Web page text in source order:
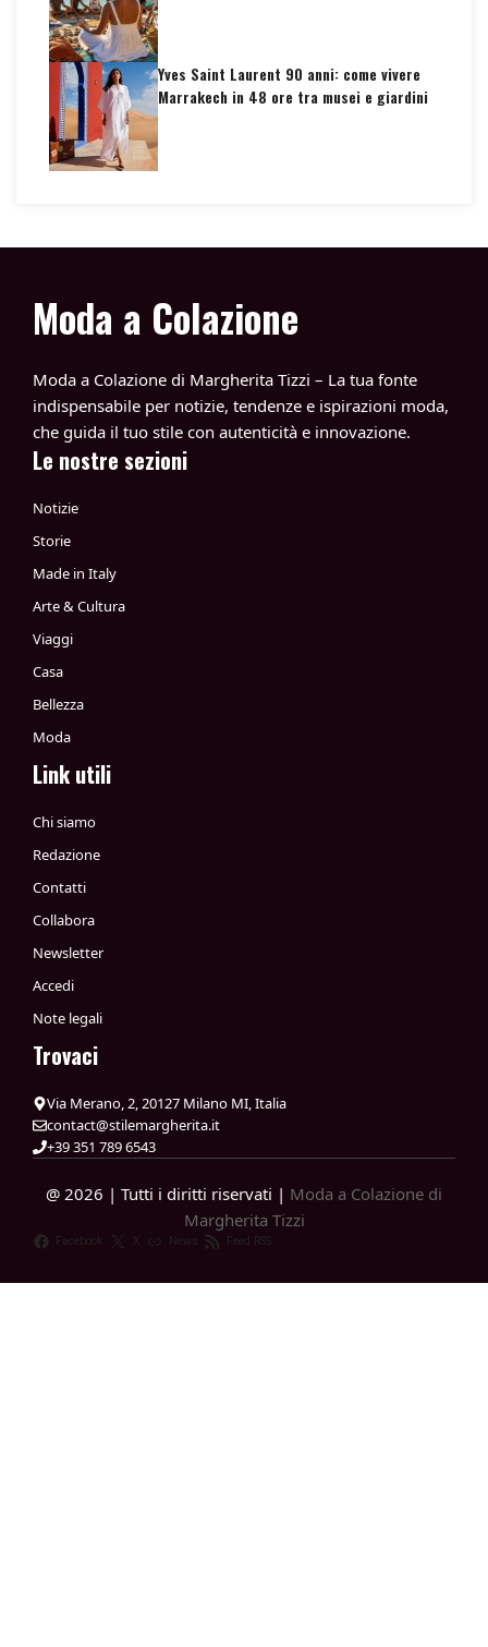
Yves Saint Laurent 90 anni: come vivere
Marrakech in 48 ore tra musei e giardini
Moda a Colazione
Moda a Colazione di Margherita Tizzi – La tua fonte
indispensabile per notizie, tendenze e ispirazioni moda,
che guida il tuo stile con autenticità e innovazione.
Le nostre sezioni
Notizie
Storie
Made in Italy
Arte & Cultura
Viaggi
Casa
Bellezza
Moda
Link utili
Chi siamo
Redazione
Contatti
Collabora
Newsletter
Accedi
Note legali
Trovaci
Via Merano, 2, 20127 Milano MI, Italia
contact@stilemargherita.it
+39 351 789 6543
@ 2026 | Tutti i diritti riservati | Moda a Colazione di
Margherita Tizzi
Facebook X News Feed RSS